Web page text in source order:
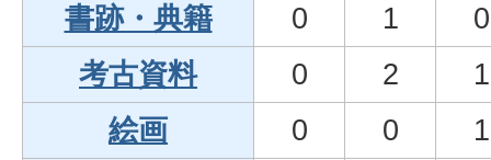
書跡・典籍 0 1
0
考古資料
0 2
1
絵画
0 0 1